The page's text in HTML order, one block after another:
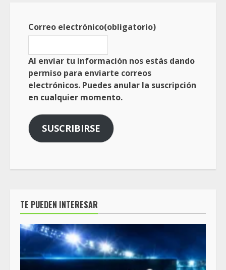
Correo electrónico(obligatorio)
Al enviar tu información nos estás dando
permiso para enviarte correos
electrónicos. Puedes anular la suscripción
en cualquier momento.
SUSCRIBIRSE
TE PUEDEN INTERESAR